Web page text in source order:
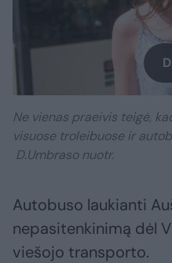
Ne vienas praeivis teigė,
visuose troleibuose ir
D.Umbraso nuotr.
Autobuso laukianti
nepasitenkinimą dėl
viešojo transporto.